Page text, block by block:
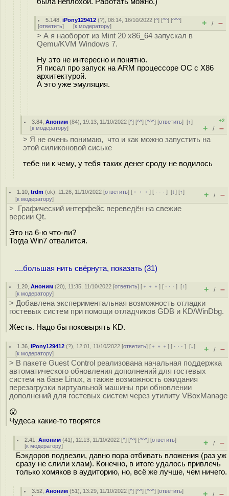
5.148 ,iPony129412 (?), 08:14, 16/10/2022 [^] [^^] [^^^]
[ответить] [к модератору] + / –
> А я наоборот из Mint 20 x86_64 запускал в
Qemu/KVM Windows 7.
Ну это не интересно и понятно.
Я писал про запуск на ARM процессоре ОС с X86
архитектурой.
А это уже эмуляция.
3.84 ,Аноним (84), 19:13, 11/10/2022 [^] [^^] [^^^] [ответить][↑]
[к модератору]
+2
+ / –
> Я не очень понимаю, что и как можно запустить на
этой силиконовой сиське
тебе ни к чему, у тебя таких денег сроду не водилось
1.10 ,trdm (ok), 11:26, 11/10/2022 [ответить] [ ﹢﹢﹢] [ · · ·][↓] [↑]
[к модератору] + / –
> Графический интерфейс переведён на свежие
версии Qt.
Это на 6-ю что-ли?
Тогда Win7 отвалится.
....большая нить свёрнута, показать (31)
1.20 ,Аноним (20), 11:35, 11/10/2022 [ответить] [ ﹢﹢﹢] [ · · ·][↑]
[к модератору] + / –
> Добавлена экспериментальная возможность отладки
гостевых систем при помощи отладчиков GDB и KD/WinDbg.
Жесть. Надо бы поковырять KD.
1.36 ,iPony129412 (?), 12:01, 11/10/2022 [ответить] [ ﹢﹢﹢] [ · · ·][↓]
[к модератору] + / –
> В пакете Guest Control реализована начальная поддержка
автоматического обновления дополнений для гостевых
систем на базе Linux, а также возможность ожидания
перезагрузки виртуальной машины при обновлении
дополнений для гостевых систем через утилиту VBoxManage
😮
Чудеса какие-то творятся
2.41 ,Аноним (41), 12:13, 11/10/2022 [^] [^^] [^^^] [ответить]
[к модератору] + / –
Бэкдоров подвезли, давно пора отбивать вложения (раз уж
сразу не слили хлам). Конечно, в итоге удалось привлечь
только хомяков в аудиторию, но, всё же лучше, чем ничего.
3.52 ,Аноним (51), 13:29, 11/10/2022 [^] [^^] [^^^] [ответить]
+ / –